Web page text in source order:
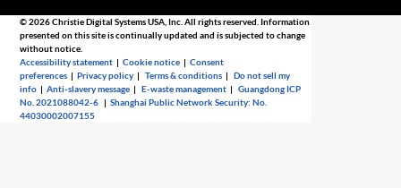
© 2026 Christie Digital Systems USA, Inc. All rights reserved. Information
presented on this site is continually updated and is subjected to change
without notice.
Accessibility statement |Cookie notice |Consent
preferences |Privacy policy |Terms & conditions |Do not sell my
info |Anti-slavery message |E-waste management |Guangdong ICP
No. 2021088042-6 |Shanghai Public Network Security: No.
44030002007155